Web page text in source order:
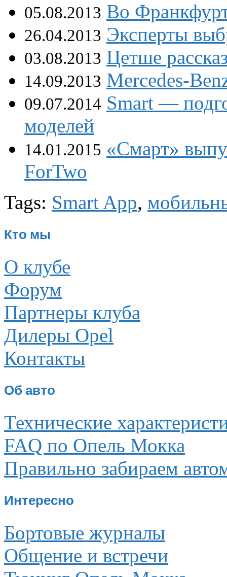
05.08.2013 Во
26.04.2013 Эксперты
03.08.2013 Цетше
14.09.2013 Mercedes-
09.07.2014 Smart —
моделей
14.01.2015 «Смарт»
ForTwo
Tags: Smart App,
Кто мы
О клубе
Форум
Партнеры клуба
Дилеры Opel
Контакты
Об авто
Технические
FAQ по Опель Мокка
Правильно забираем
Интересно
Бортовые журналы
Общение и встречи